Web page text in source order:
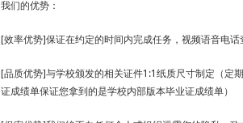
我们的优势：
[效率优势]保证在约定的时间内完成任务，视频语音电话
[品质优势]与学校颁发的相关证件1:1纸质尺寸制定（定
证成绩单保证您拿到的是学校内部版本毕业证成绩单）